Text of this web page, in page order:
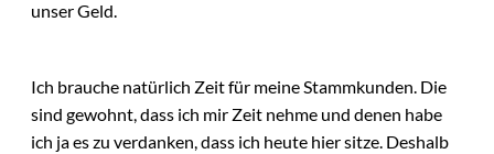
unser Geld.
Ich brauche natürlich Zeit für meine Stammkunden. Die
sind gewohnt, dass ich mir Zeit nehme und denen habe
ich ja es zu verdanken, dass ich heute hier sitze. Deshalb